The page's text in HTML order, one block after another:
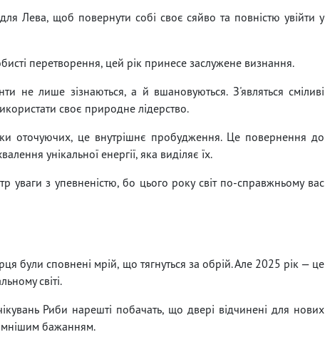
Лева, щоб повернути собі своє сяйво та повністю увійти у
перетворення, цей рік принесе заслужене визнання.
не лише зізнаються, а й вшановуються. З'являться сміливі
своє природне лідерство.
оточуючих, це внутрішнє пробудження. Це повернення до
унікальної енергії, яка виділяє їх.
уваги з упевненістю, бо цього року світ по-справжньому вас
були сповнені мрій, що тягнуться за обрій. Але 2025 рік — це
світі.
Риби нарешті побачать, що двері відчинені для нових
бажанням.